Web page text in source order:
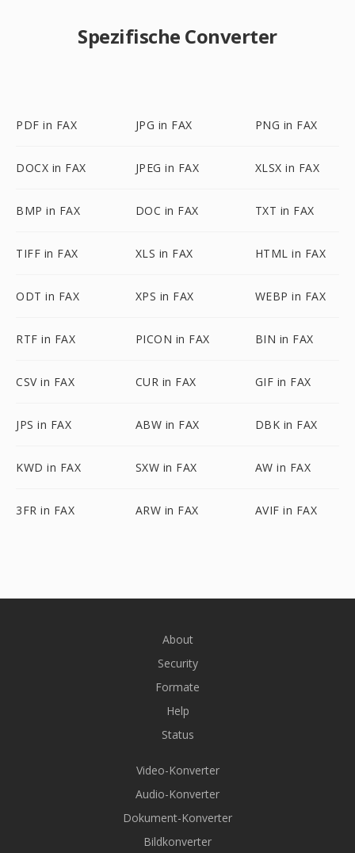
Spezifische Converter
PDF in FAX JPG in FAX PNG in FAX
DOCX in FAX JPEG in FAX XLSX in FAX
BMP in FAX DOC in FAX TXT in FAX
TIFF in FAX XLS in FAX HTML in FAX
ODT in FAX XPS in FAX WEBP in FAX
RTF in FAX PICON in FAX BIN in FAX
CSV in FAX CUR in FAX GIF in FAX
JPS in FAX ABW in FAX DBK in FAX
KWD in FAX SXW in FAX AW in FAX
3FR in FAX ARW in FAX AVIF in FAX
About
Security
Formate
Help
Status
Video-Konverter
Audio-Konverter
Dokument-Konverter
Bildkonverter